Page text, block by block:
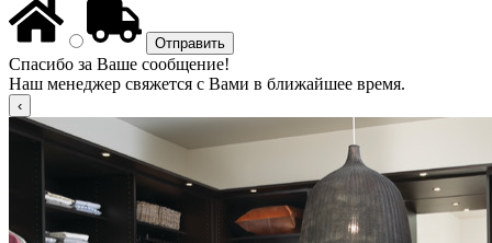
Спасибо за Ваше сообщение!
Наш менеджер свяжется с Вами в ближайшее время.